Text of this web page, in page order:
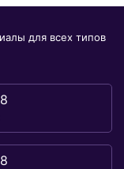
для всех типов